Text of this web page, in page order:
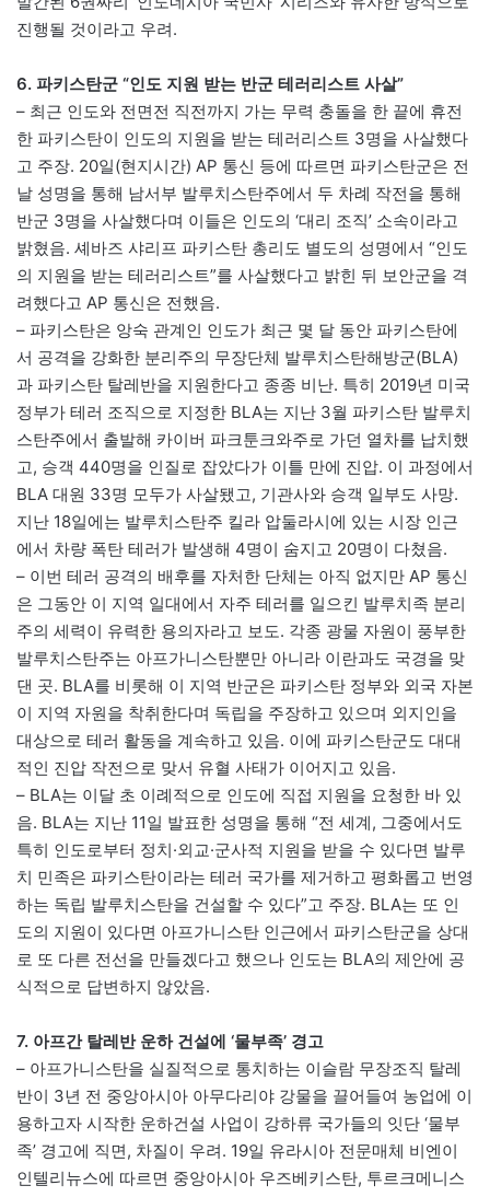
진행될 것이라고 우려.
6. 파키스탄군 “인도 지원 받는 반군 테러리스트 사살”
– 최근 인도와 전면전 직전까지 가는 무력 충돌을 한 끝에 휴전
한 파키스탄이 인도의 지원을 받는 테러리스트 3명을 사살했다
고 주장. 20일(현지시간) AP 통신 등에 따르면 파키스탄군은 전
날 성명을 통해 남서부 발루치스탄주에서 두 차례 작전을 통해
반군 3명을 사살했다며 이들은 인도의 ‘대리 조직’ 소속이라고
밝혔음. 셰바즈 샤리프 파키스탄 총리도 별도의 성명에서 “인도
의 지원을 받는 테러리스트”를 사살했다고 밝힌 뒤 보안군을 격
려했다고 AP 통신은 전했음.
– 파키스탄은 앙숙 관계인 인도가 최근 몇 달 동안 파키스탄에
서 공격을 강화한 분리주의 무장단체 발루치스탄해방군(BLA)
과 파키스탄 탈레반을 지원한다고 종종 비난. 특히 2019년 미국
정부가 테러 조직으로 지정한 BLA는 지난 3월 파키스탄 발루치
스탄주에서 출발해 카이버 파크툰크와주로 가던 열차를 납치했
고, 승객 440명을 인질로 잡았다가 이틀 만에 진압. 이 과정에서
BLA 대원 33명 모두가 사살됐고, 기관사와 승객 일부도 사망.
지난 18일에는 발루치스탄주 킬라 압둘라시에 있는 시장 인근
에서 차량 폭탄 테러가 발생해 4명이 숨지고 20명이 다쳤음.
– 이번 테러 공격의 배후를 자처한 단체는 아직 없지만 AP 통신
은 그동안 이 지역 일대에서 자주 테러를 일으킨 발루치족 분리
주의 세력이 유력한 용의자라고 보도. 각종 광물 자원이 풍부한
발루치스탄주는 아프가니스탄뿐만 아니라 이란과도 국경을 맞
댄 곳. BLA를 비롯해 이 지역 반군은 파키스탄 정부와 외국 자본
이 지역 자원을 착취한다며 독립을 주장하고 있으며 외지인을
대상으로 테러 활동을 계속하고 있음. 이에 파키스탄군도 대대
적인 진압 작전으로 맞서 유혈 사태가 이어지고 있음.
– BLA는 이달 초 이례적으로 인도에 직접 지원을 요청한 바 있
음. BLA는 지난 11일 발표한 성명을 통해 “전 세계, 그중에서도
특히 인도로부터 정치·외교·군사적 지원을 받을 수 있다면 발루
치 민족은 파키스탄이라는 테러 국가를 제거하고 평화롭고 번영
하는 독립 발루치스탄을 건설할 수 있다”고 주장. BLA는 또 인
도의 지원이 있다면 아프가니스탄 인근에서 파키스탄군을 상대
로 또 다른 전선을 만들겠다고 했으나 인도는 BLA의 제안에 공
식적으로 답변하지 않았음.
7. 아프간 탈레반 운하 건설에 ‘물부족’ 경고
– 아프가니스탄을 실질적으로 통치하는 이슬람 무장조직 탈레
반이 3년 전 중앙아시아 아무다리야 강물을 끌어들여 농업에 이
용하고자 시작한 운하건설 사업이 강하류 국가들의 잇단 ‘물부
족’ 경고에 직면, 차질이 우려. 19일 유라시아 전문매체 비엔이
인텔리뉴스에 따르면 중앙아시아 우즈베키스탄, 투르크메니스